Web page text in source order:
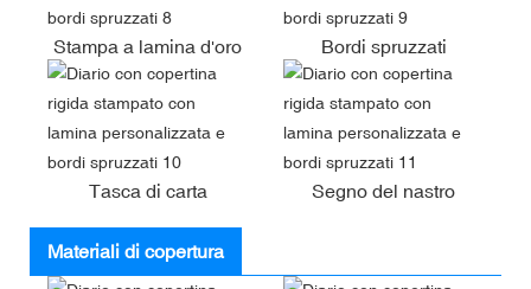
Stampa a lamina d'oro Bordi spruzzati
Tasca di carta Segno del nastro
Materiali di copertura